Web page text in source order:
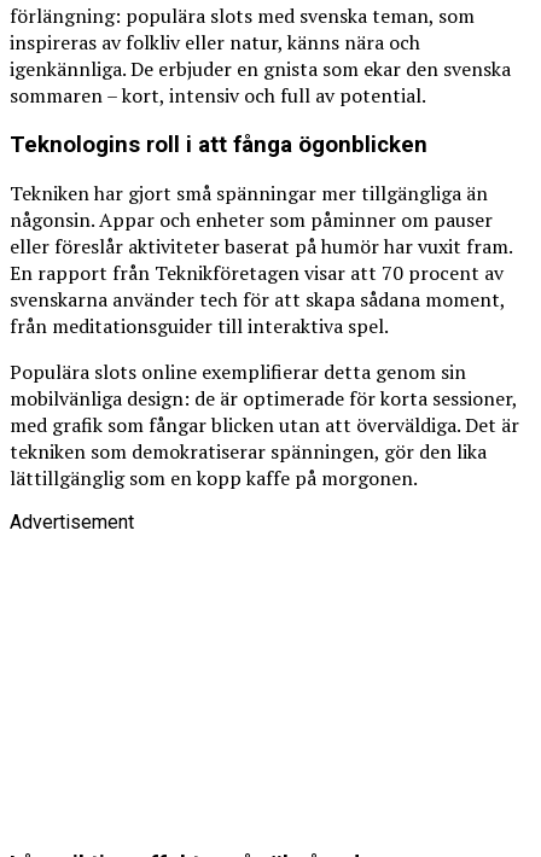
förlängning: populära slots med svenska teman, som
inspireras av folkliv eller natur, känns nära och
igenkännliga. De erbjuder en gnista som ekar den svenska
sommaren – kort, intensiv och full av potential.
Teknologins roll i att fånga ögonblicken
Tekniken har gjort små spänningar mer tillgängliga än
någonsin. Appar och enheter som påminner om pauser
eller föreslår aktiviteter baserat på humör har vuxit fram.
En rapport från Teknikföretagen visar att 70 procent av
svenskarna använder tech för att skapa sådana moment,
från meditationsguider till interaktiva spel.
Populära slots online exemplifierar detta genom sin
mobilvänliga design: de är optimerade för korta sessioner,
med grafik som fångar blicken utan att överväldiga. Det är
tekniken som demokratiserar spänningen, gör den lika
lättillgänglig som en kopp kaffe på morgonen.
Advertisement